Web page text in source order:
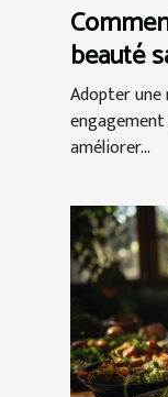
beauté
Adopter
améliorer...